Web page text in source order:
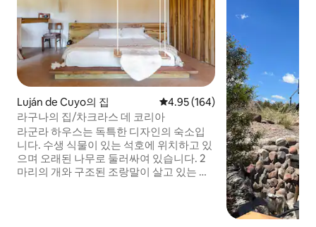
Luján de Cuyo의 집 평점 4.95점(5점 만점), 후기 164
4.95 (164)
라구나의 집/차크라스 데 코리아
라군라 하우스는 독특한 디자인의 숙소입
니다. 수생 식물이 있는 석호에 위치하고 있
으며 오래된 나무로 둘러싸여 있습니다. 2
마리의 개와 구조된 조랑말이 살고 있는 공